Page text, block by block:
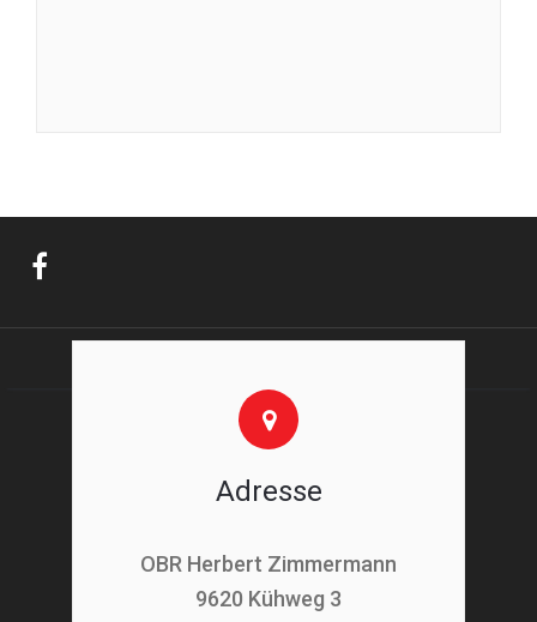
Adresse
OBR Herbert Zimmermann
9620 Kühweg 3